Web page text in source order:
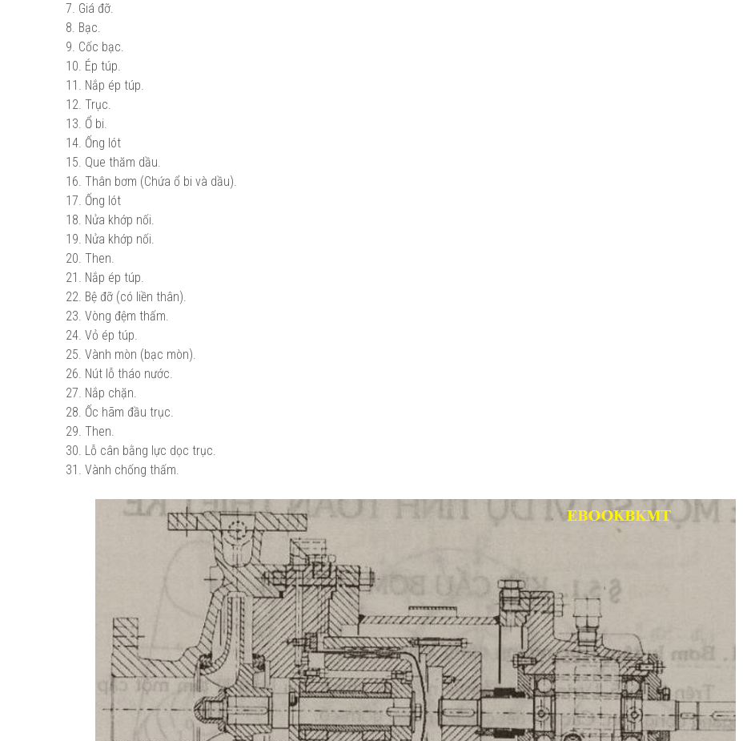
7. Giá đỡ.
8. Bạc.
9. Cốc bạc.
10. Ép túp.
11. Nắp ép túp.
12. Trục.
13. Ổ bi.
14. Ống lót
15. Que thăm dầu.
16. Thân bơm (Chứa ổ bi và dầu).
17. Ống lót
18. Nửa khớp nối.
19. Nửa khớp nối.
20. Then.
21. Nắp ép túp.
22. Bệ đỡ (có liền thân).
23. Vòng đệm thấm.
24. Vỏ ép túp.
25. Vành mòn (bạc mòn).
26. Nút lỗ tháo nước.
27. Nắp chặn.
28. Ốc hãm đầu trục.
29. Then.
30. Lỗ cân bằng lực dọc trục.
31. Vành chống thấm.